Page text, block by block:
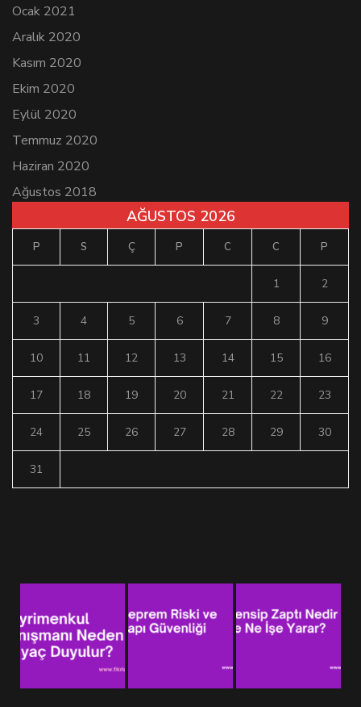
Ocak 2021
Aralık 2020
Kasım 2020
Ekim 2020
Eylül 2020
Temmuz 2020
Haziran 2020
Ağustos 2018
AĞUSTOS 2026
P S Ç P C C P
1 2
3 4 5 6 7 8 9
10 11 12 13 14 15 16
17 18 19 20 21 22 23
24 25 26 27 28 29 30
31